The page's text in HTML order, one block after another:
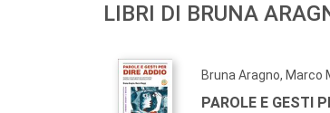
LIBRI DI BRUNA
Bruna Aragno, Marco
PAROLE E GESTI